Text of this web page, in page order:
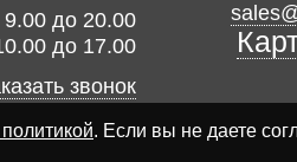
до 20.00
до 17.00
звонок
. Если вы не даете